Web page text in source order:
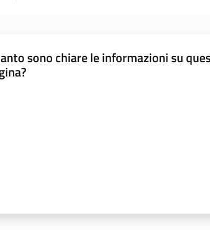
sono chiare le informazioni su